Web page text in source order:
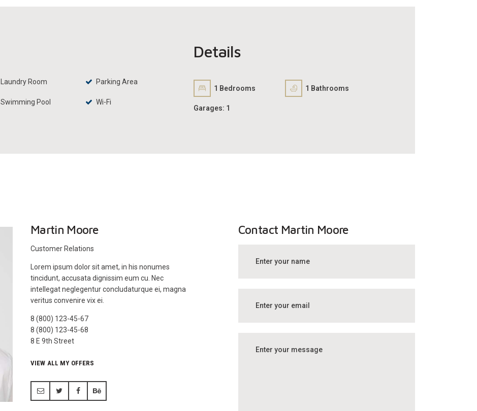
Laundry Room Parking Area
Swimming Pool Wi-Fi
Details
1 Bedrooms 1 Bathrooms
Garages: 1
Martin Moore
Customer Relations
Lorem ipsum dolor sit amet, in his nonumes
tincidunt, accusata dignissim eum cu. Nec
intellegat neglegentur concludaturque ei, magna
veritus convenire vix ei.
8 (800) 123-45-67
8 (800) 123-45-68
8 E 9th Street
VIEW ALL MY OFFERS
Contact Martin Moore